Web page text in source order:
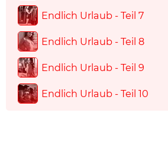
Endlich Urlaub - Teil 7
Endlich Urlaub - Teil 8
Endlich Urlaub - Teil 9
Endlich Urlaub - Teil 10